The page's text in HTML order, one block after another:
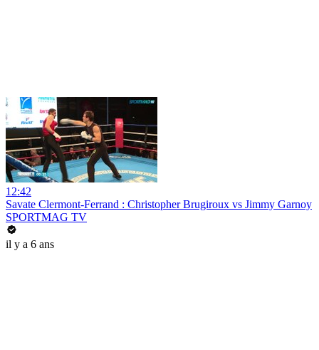
12:42
Savate Clermont-Ferrand : Christopher Brugiroux vs Jimmy Garnoy
SPORTMAG TV
il y a 6 ans